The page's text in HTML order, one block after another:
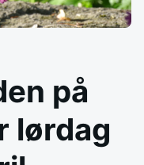
på
lørdag